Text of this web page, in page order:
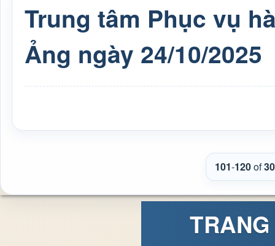
Trung tâm Phục vụ
Ảng ngày 24/10/2025
101-120of